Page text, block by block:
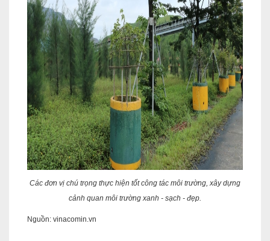
Các đơn vị chú trọng thực hiện tốt công tác môi trường, xây dựng
cảnh quan môi trường xanh - sạch - đẹp.
Nguồn: vinacomin.vn